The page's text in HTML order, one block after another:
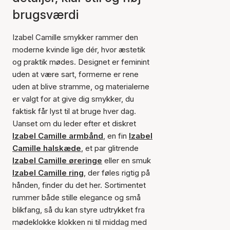
brugsværdi
Izabel Camille smykker rammer den
moderne kvinde lige dér, hvor æstetik
og praktik mødes. Designet er feminint
uden at være sart, formerne er rene
uden at blive stramme, og materialerne
er valgt for at give dig smykker, du
faktisk får lyst til at bruge hver dag.
Uanset om du leder efter et diskret
Izabel Camille armbånd, en fin Izabel
Camille halskæde, et par glitrende
Izabel Camille øreringe eller en smuk
Izabel Camille ring, der føles rigtig på
hånden, finder du det her. Sortimentet
rummer både stille elegance og små
blikfang, så du kan styre udtrykket fra
mødeklokke klokken ni til middag med